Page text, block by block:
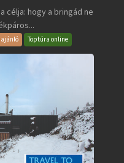
célja: hogy a bringád ne
Toptúra online